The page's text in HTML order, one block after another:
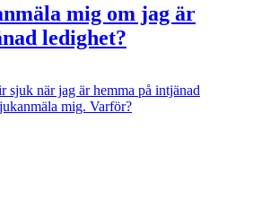
mig om jag är
ledighet?
sjuk när jag är hemma på intjänad
mig. Varför?